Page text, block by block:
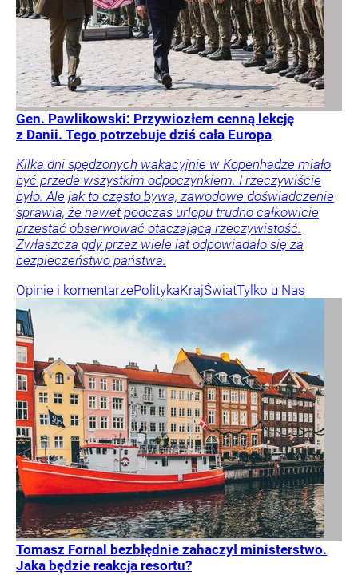
Gen. Pawlikowski: Przywiozłem cenną lekcję
z Danii. Tego potrzebuje dziś cała Europa
Kilka dni spędzonych wakacyjnie w Kopenhadze miało
być przede wszystkim odpoczynkiem. I rzeczywiście
było. Ale jak to często bywa, zawodowe doświadczenie
sprawia, że nawet podczas urlopu trudno całkowicie
przestać obserwować otaczającą rzeczywistość.
Zwłaszcza gdy przez wiele lat odpowiadało się za
bezpieczeństwo państwa.
Opinie i komentarzePolitykaKrajŚwiatTylko u Nas
Tomasz Fornal bezbłędnie zahaczył ministerstwo.
Jaka będzie reakcja resortu?